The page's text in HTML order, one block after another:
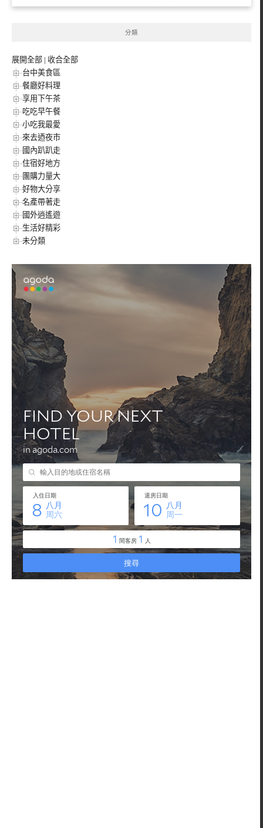
分類
展開全部 | 收合全部
台中美食區
餐廳好料理
享用下午茶
吃吃早午餐
小吃我最愛
來去迺夜市
國內趴趴走
住宿好地方
團購力量大
好物大分享
名產帶著走
國外逍遙遊
生活好精彩
未分類